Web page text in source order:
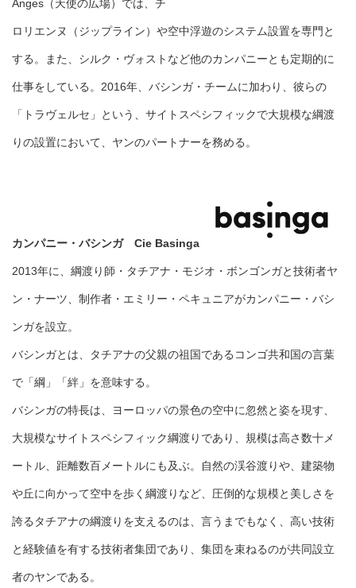
Anges（天使の広場）では、チ
ロリエンヌ（ジップライン）や空中浮遊のシステム設置を専門と
する。また、シルク・ヴォストなど他のカンパニーとも定期的に
仕事をしている。2016年、バシンガ・チームに加わり、彼らの
「トラヴェルセ」という、サイトスペシフィックで大規模な綱渡
りの設置において、ヤンのパートナーを務める。
カンパニー・バシンガ Cie Basinga
2013年に、綱渡り師・タチアナ・モジオ・ボンゴンガと技術者ヤ
ン・ナーツ、制作者・エミリー・ペキュニアがカンパニー・バシ
ンガを設立。
バシンガとは、タチアナの父親の祖国であるコンゴ共和国の言葉
で「綱」「絆」を意味する。
バシンガの特長は、ヨーロッパの景色の空中に忽然と姿を現す、
大規模なサイトスペシフィック綱渡りであり、規模は高さ数十メ
ートル、距離数百メートルにも及ぶ。自然の渓谷渡りや、建築物
や丘に向かって空中を歩く綱渡りなど、圧倒的な規模と美しさを
誇るタチアナの綱渡りを支えるのは、言うまでもなく、高い技術
と経験値を有する技術者集団であり、集団を束ねるのが共同設立
者のヤンである。